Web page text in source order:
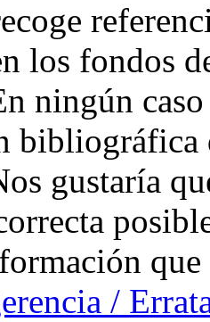
los fondos
ningún
bibliográfica
gustaría
/